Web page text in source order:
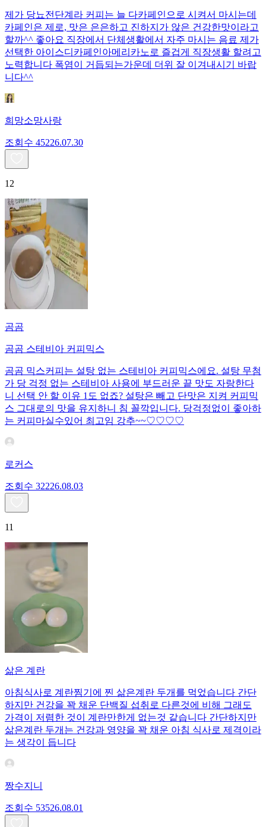
제가 당뇨전단계라 커피는 늘 다카페인으로 시켜서 마시는데
카페인은 제로, 맛은 은은하고 진하지가 않은 건강한맛이라고
할까^^ 좋아요 직장에서 단체생활에서 자주 마시는 음료 제가
선택한 아이스디카페인아메리카노로 즐겁게 직장생활 할려고
노력합니다 폭염이 거듭되는가운데 더위 잘 이겨내시기 바랍
니다^^
희망소망사랑
조회수 45226.07.30
12
곰곰
곰곰 스테비아 커피믹스
곰곰 믹스커피는 설탕 없는 스테비아 커피믹스에요. 설탕 무첨
가 당 걱정 없는 스테비아 사용에 부드러운 끝 맛도 자랑한다
니 선택 안 할 이유 1도 없죠? 설탕은 빼고 단맛은 지켜 커피믹
스 그대로의 맛을 유지하니 침 꼴깍입니다. 당걱정없이 좋아하
는 커피마실수있어 최고임 강추~~♡♡♡♡
로커스
조회수 32226.08.03
11
삶은 계란
아침식사로 계란찜기에 찐 삶은계란 두개를 먹었습니다 간단
하지만 건강을 꽉 채운 단백질 섭취로 다른것에 비해 그래도
가격이 저렴한 것이 계란만한게 없는것 같습니다 간단하지만
삶은계란 두개는 건강과 영양을 꽉 채운 아침 식사로 제격이라
는 생각이 듭니다
짱수지니
조회수 53526.08.01